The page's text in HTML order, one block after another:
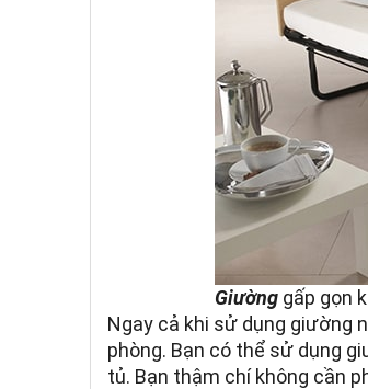
Giường gấp gọn
Ngay cả khi sử dụng giường
phòng. Bạn có thể sử dụng
tủ. Bạn thậm chí không cần